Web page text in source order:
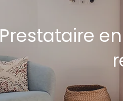
Prestataire